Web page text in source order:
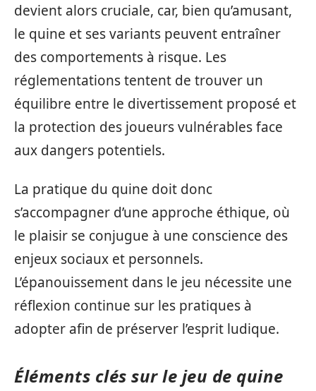
devient alors cruciale, car, bien qu’amusant,
le quine et ses variants peuvent entraîner
des comportements à risque. Les
réglementations tentent de trouver un
équilibre entre le divertissement proposé et
la protection des joueurs vulnérables face
aux dangers potentiels.
La pratique du quine doit donc
s’accompagner d’une approche éthique, où
le plaisir se conjugue à une conscience des
enjeux sociaux et personnels.
L’épanouissement dans le jeu nécessite une
réflexion continue sur les pratiques à
adopter afin de préserver l’esprit ludique.
Éléments clés sur le jeu de quine